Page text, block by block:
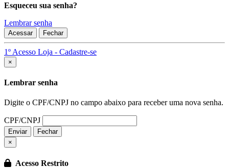
Esqueceu sua senha?
Lembrar senha
Acessar Fechar
1º Acesso Loja - Cadastre-se
×
Lembrar senha
Digite o CPF/CNPJ no campo abaixo para receber uma nova senha.
CPF/CNPJ
Enviar
Fechar
×
Acesso Restrito